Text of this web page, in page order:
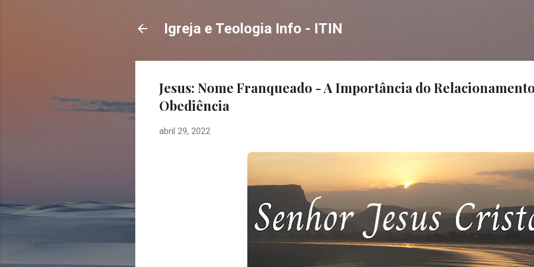
Igreja e Teologia Info - ITIN
Jesus: Nome Franqueado - A Importância do
Obediência
abril 29, 2022